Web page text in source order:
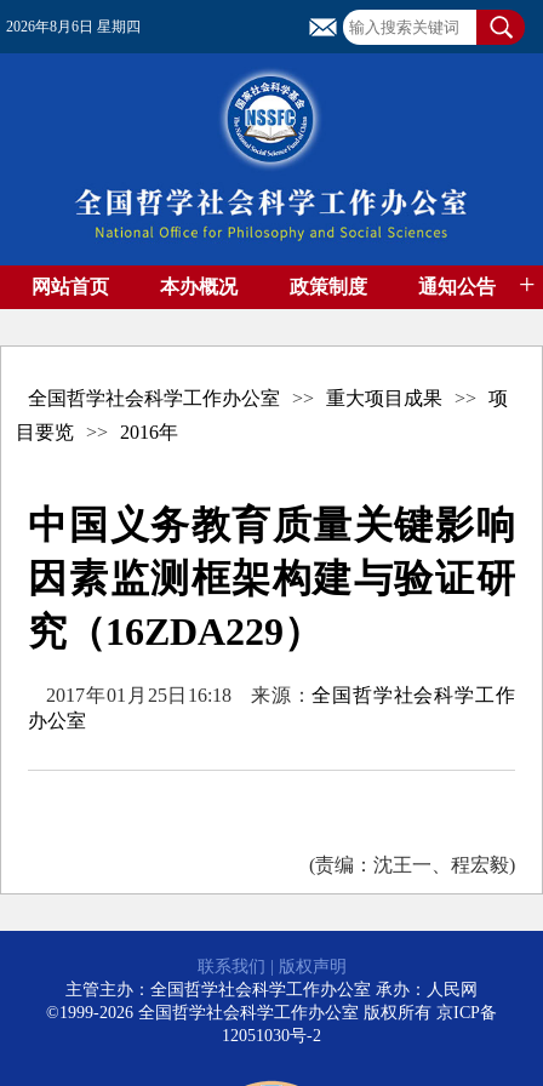
2026年8月6日 星期四
网站首页 本办概况 政策制度 通知公告 +
全国哲学社会科学工作办公室 >> 重大项目成果 >>
项
目要览
>> 2016年
中国义务教育质量关键影响
因素监测框架构建与验证研
究（16ZDA229）
2017年01月25日16:18 来源：全国哲学社会科学工作
办公室
(责编：沈王一、程宏毅)
联系我们
版权声明
主管主办：全国哲学社会科学工作办公室 承办：人民网
©1999-2026 全国哲学社会科学工作办公室 版权所有 京ICP备
12051030号-2